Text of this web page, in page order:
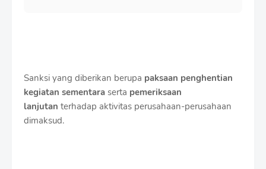
Sanksi yang diberikan berupa paksaan penghentian
kegiatan sementara serta pemeriksaan
lanjutan terhadap aktivitas perusahaan-perusahaan
dimaksud.